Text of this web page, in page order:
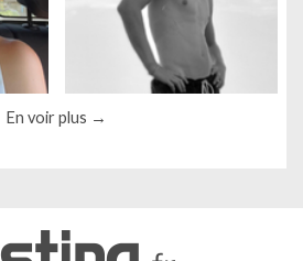
En voir plus
qui facilitent l'utilisation du site,
préférences de cookies pour chaque